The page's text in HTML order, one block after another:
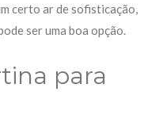
certo ar de sofisticação,
ser uma boa opção.
para